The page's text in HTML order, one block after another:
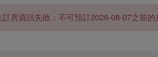
訂房資訊失敗：不可預訂2026-08-07之前的